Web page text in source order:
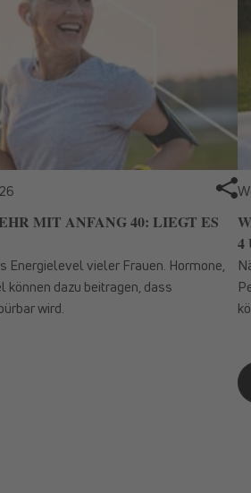
MIT ANFANG 40: LIEGT ES
Energielevel vieler Frauen. Hormone,
dazu beitragen, dass
wird.
4